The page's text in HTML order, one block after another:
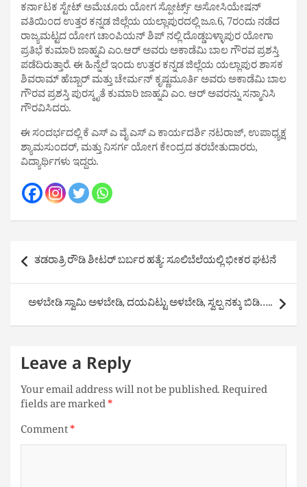
ಕರ್ನಾಟಕ ಸ್ಟೇಟ್ ಅಮೆಚೂರು ಯೋಗ ಸ್ಪೋರ್ಟ್ಸ್ ಅಸೋಸಿಯೇಷನ್
ವತಿಯಿಂದ ಉತ್ತರ ಕನ್ನಡ ಜಿಲ್ಲೆಯ ಯಲ್ಲಾಪುರದಲ್ಲಿ ಜೂ.6, 7ರಂದು ನಡೆದ
ರಾಜ್ಯಮಟ್ಟದ ಯೋಗ ಚಾಂಪಿಯನ್ ಶಿಪ್ ನಲ್ಲಿ ದೊಡ್ಡಬಳ್ಳಾಪುರ ಯೋಗಾ
ಪ್ರತಿಭೆ ಕುಮಾರಿ ಜಾಹ್ನವಿ ಎಂ.ಆರ್ ಅವರು ಅಕಾಡೆಮಿ ಬಾಲ ಗೌರವ ಪ್ರಶಸ್ತಿ
ಪಡೆದಿರುತ್ತಾರೆ. ಈ ಹಿನ್ನೆಲೆ ಇಂದು ಉತ್ತರ ಕನ್ನಡ ಜಿಲ್ಲೆಯ ಯಲ್ಲಾಪುರ ಶಾಸಕ
ಶಿವರಾಮ್ ಹೆಬ್ಬಾರ್ ಮತ್ತು ಚೇರ್ಮನ್ ಕೃಷ್ಣಮೂರ್ತಿ ಅವರು ಅಕಾಡೆಮಿ ಬಾಲ
ಗೌರವ ಪ್ರಶಸ್ತಿ ಪುರಸ್ಕೃತೆ ಕುಮಾರಿ ಜಾಹ್ನವಿ ಎಂ. ಆರ್ ಅವರನ್ನು ಸನ್ಮಾನಿಸಿ
ಗೌರವಿಸಿದರು.
ಈ ಸಂದರ್ಭದಲ್ಲಿ ಕೆ ಎಸ್ ಎ ವೈ ಎಸ್ ಎ ಕಾರ್ಯದರ್ಶಿ ನಟರಾಜ್, ಉಪಾಧ್ಯಕ್ಷ
ಶ್ಯಾಮಸುಂದರ್, ಮತ್ತು ನಿಸರ್ಗ ಯೋಗ ಕೇಂದ್ರದ ತರಬೇತುದಾರರು,
ವಿದ್ಯಾರ್ಥಿಗಳು ಇದ್ದರು.
Post
navigation
ತಡರಾತ್ರಿ ರೌಡಿ ಶೀಟರ್‌ ಬರ್ಬರ ಹತ್ಯೆ: ಸೂಲಿಬೆಲೆಯಲ್ಲಿ ಭೀಕರ ಘಟನೆ
ಅಳಬೇಡಿ ಸ್ವಾಮಿ ಅಳಬೇಡಿ, ದಯವಿಟ್ಟು ಅಳಬೇಡಿ, ಸ್ವಲ್ಪ ನಕ್ಕು ಬಿಡಿ…..
Leave a Reply
Your email address will not be published.Required
fields are marked*
Comment*